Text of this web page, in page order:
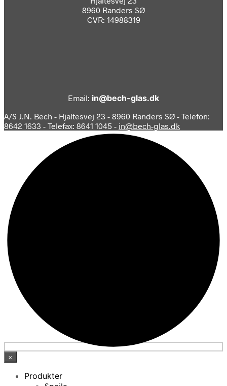
8960 Randers SØ
CVR: 14988319
Email: in@bech-glas.dk
A/S J.N. Bech - Hjaltesvej 23 - 8960 Randers SØ - Telefon:
8642 1633 - Telefax: 8641 1045 - in@bech-glas.dk
×
Produkter